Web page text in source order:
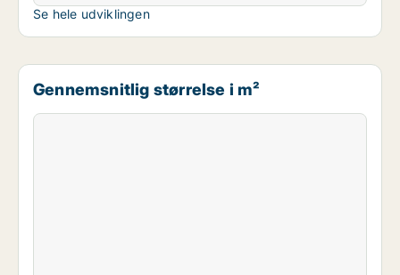
Se hele udviklingen
Gennemsnitlig størrelse i m²